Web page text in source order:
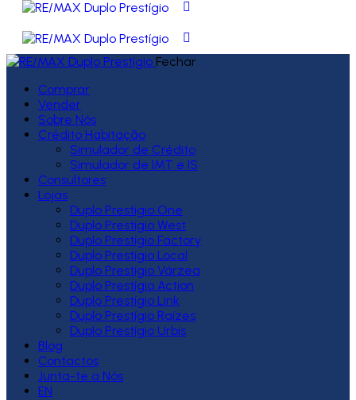
Fechar
Comprar
Vender
Sobre Nós
Crédito Habitação
Simulador de Crédito
Simulador de IMT e IS
Consultores
Lojas
Duplo Prestígio One
Duplo Prestígio West
Duplo Prestígio Factory
Duplo Prestígio Local
Duplo Prestígio Várzea
Duplo Prestígio Action
Duplo Prestígio Link
Duplo Prestígio Raízes
Duplo Prestígio Urbis
Blog
Contactos
Junta-te a Nós
EN